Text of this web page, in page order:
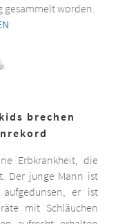
worden.
brechen
Erbkrankheit, die
Der junge Mann ist
er ist
mit Schläuchen